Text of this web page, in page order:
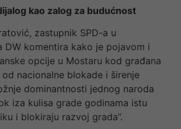
kao zalog za budućnost
zastupnik SPD-a u
DW komentira kako je pojavom i
opcije u Mostaru kod građana
nacionalne blokade i širenje
dominantnosti jednog naroda
iza kulisa grade godinama istu
i blokiraju razvoj grada”.